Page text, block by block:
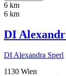
6 km
6 km
DI
DI Alexandra Sperl
1130 Wien